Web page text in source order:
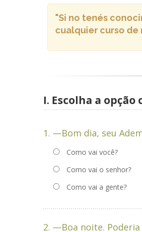
Mensaje
de
error
"Si no tenés
cualquier curso de
I. Escolha a
1. —Bom dia, seu
Como vai você?
Como vai o senhor?
Como vai a gente?